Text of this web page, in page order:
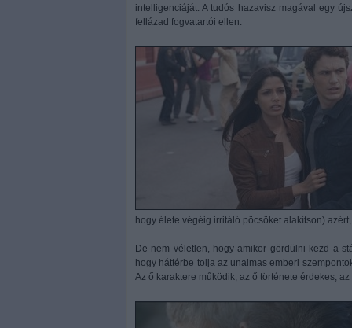
intelligenciáját. A tudós hazavisz magával egy
fellázad fogvatartói ellen.
hogy élete végéig irritáló pöcsöket alakítson)
De nem véletlen, hogy amikor gördülni kezd a
hogy háttérbe tolja az unalmas emberi
Az ő karaktere működik, az ő története érdekes,